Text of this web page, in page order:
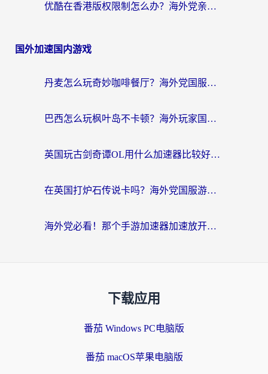
优酷在香港版权限制怎么办？海外党亲测有效的追剧加速方案
国外加速国内游戏
丹麦怎么玩奇妙咖啡餐厅？海外党国服游戏加速全攻略（附灌篮高手元气骑士实测）
巴西怎么玩枫叶岛不卡顿？海外玩家国服游戏加速器终极指南（含战双野兽领主提速秘籍）
英国玩古剑奇谭OL用什么加速器比较好？留学生亲测有效的国服游戏加速指南
在英国打炉石传说卡吗？海外党国服游戏不卡顿的终极指南
海外党必看！那个手游加速器加速放开那三国3最好？一篇解决国服游戏卡顿难题
下载应用
番茄 Windows PC电脑版
番茄 macOS苹果电脑版